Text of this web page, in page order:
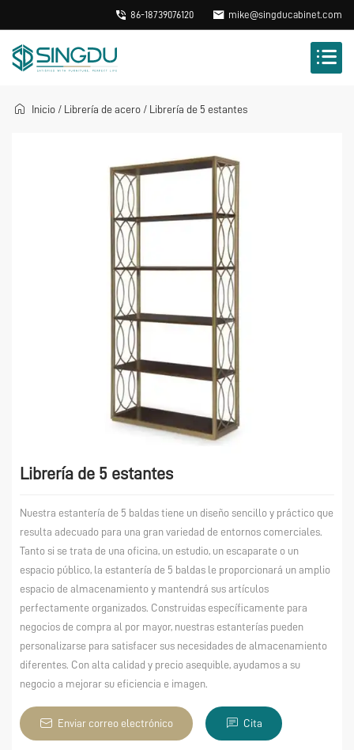
86-18739076120 mike@singducabinet.com
Inicio / Librería de acero / Librería de 5 estantes
Librería de 5 estantes
Nuestra estantería de 5 baldas tiene un diseño sencillo y práctico que
resulta adecuado para una gran variedad de entornos comerciales.
Tanto si se trata de una oficina, un estudio, un escaparate o un
espacio público, la estantería de 5 baldas le proporcionará un amplio
espacio de almacenamiento y mantendrá sus artículos
perfectamente organizados. Construidas específicamente para
negocios de compra al por mayor, nuestras estanterías pueden
personalizarse para satisfacer sus necesidades de almacenamiento
diferentes. Con alta calidad y precio asequible, ayudamos a su
negocio a mejorar su eficiencia e imagen.
Enviar correo electrónico Cita